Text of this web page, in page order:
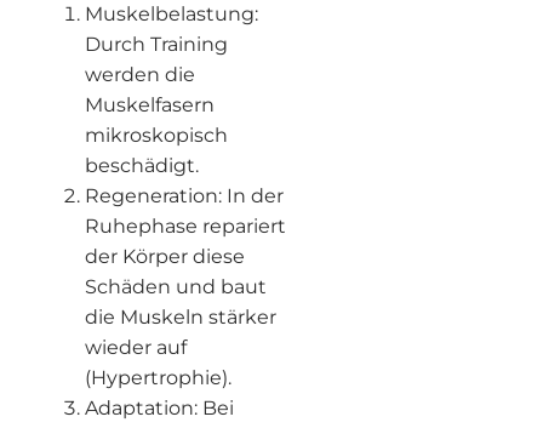
Muskelbelastung:
Durch Training
werden die
Muskelfasern
mikroskopisch
beschädigt.
Regeneration: In der
Ruhephase repariert
der Körper diese
Schäden und baut
die Muskeln stärker
wieder auf
(Hypertrophie).
Adaptation: Bei